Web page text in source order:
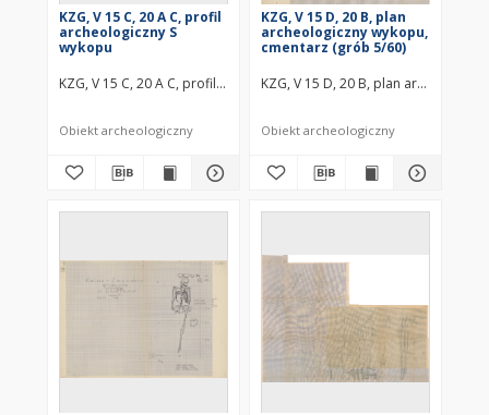
KZG, V 15 C, 20 A C, profil
archeologiczny S
wykopu
KZG, V 15 C, 20 A C, profil archeologiczny S wykopu średniowiecze
Obiekt archeologiczny
KZG, V 15 D, 20 B, plan
archeologiczny wykopu,
cmentarz (grób 5/60)
KZG, V 15 D, 20 B, plan
Obiekt archeologiczny